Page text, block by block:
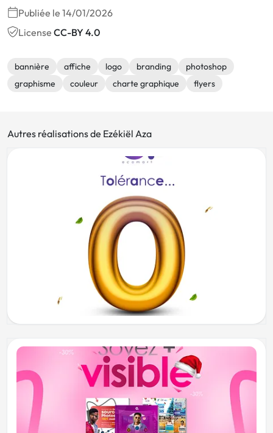
Publiée le 14/01/2026
License CC-BY 4.0
bannière affiche logo branding
photoshop
graphisme
couleur charte graphique flyers
Autres réalisations de Ezékiël Aza